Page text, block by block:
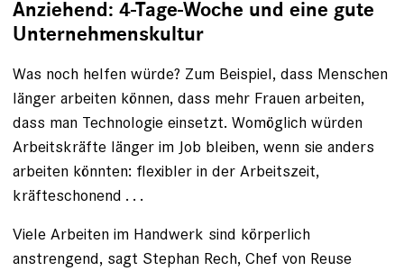
Anziehend: 4-Tage-Woche und eine gute
Unternehmenskultur
Was noch helfen würde? Zum Beispiel, dass Menschen
länger arbeiten können, dass mehr Frauen arbeiten,
dass man Technologie einsetzt. Womöglich würden
Arbeitskräfte länger im Job bleiben, wenn sie anders
arbeiten könnten: flexibler in der Arbeitszeit,
kräfteschonend . . .
Viele Arbeiten im Handwerk sind körperlich
anstrengend, sagt Stephan Rech, Chef von Reuse